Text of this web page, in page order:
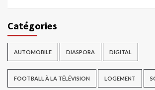
Catégories
AUTOMOBILE DIASPORA DIGITAL
FOOTBALL À LA TÉLÉVISION LOGEMENT